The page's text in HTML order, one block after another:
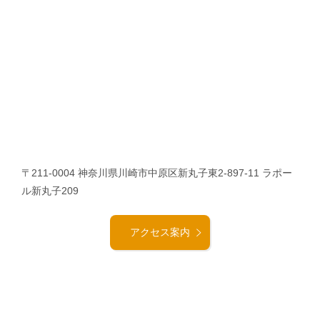
〒211-0004 神奈川県川崎市中原区新丸子東2-897-11 ラポー
ル新丸子209
アクセス案内